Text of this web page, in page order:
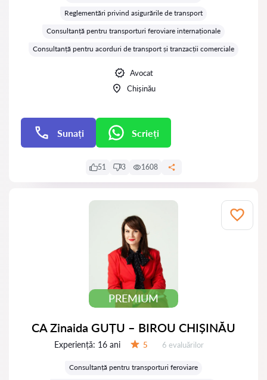
Reglementări privind asigurările de transport
Consultanță pentru transporturi feroviare internaționale
Consultanță pentru acorduri de transport și tranzacții comerciale
Avocat
Chișinău
Sunați Scrieți
51 3 1608
PREMIUM
CA Zinaida GUȚU – BIROU CHIȘINĂU
Experiență: 16 ani 5 Evaluărilor:
6 evaluărilor
Consultanță pentru transporturi feroviare